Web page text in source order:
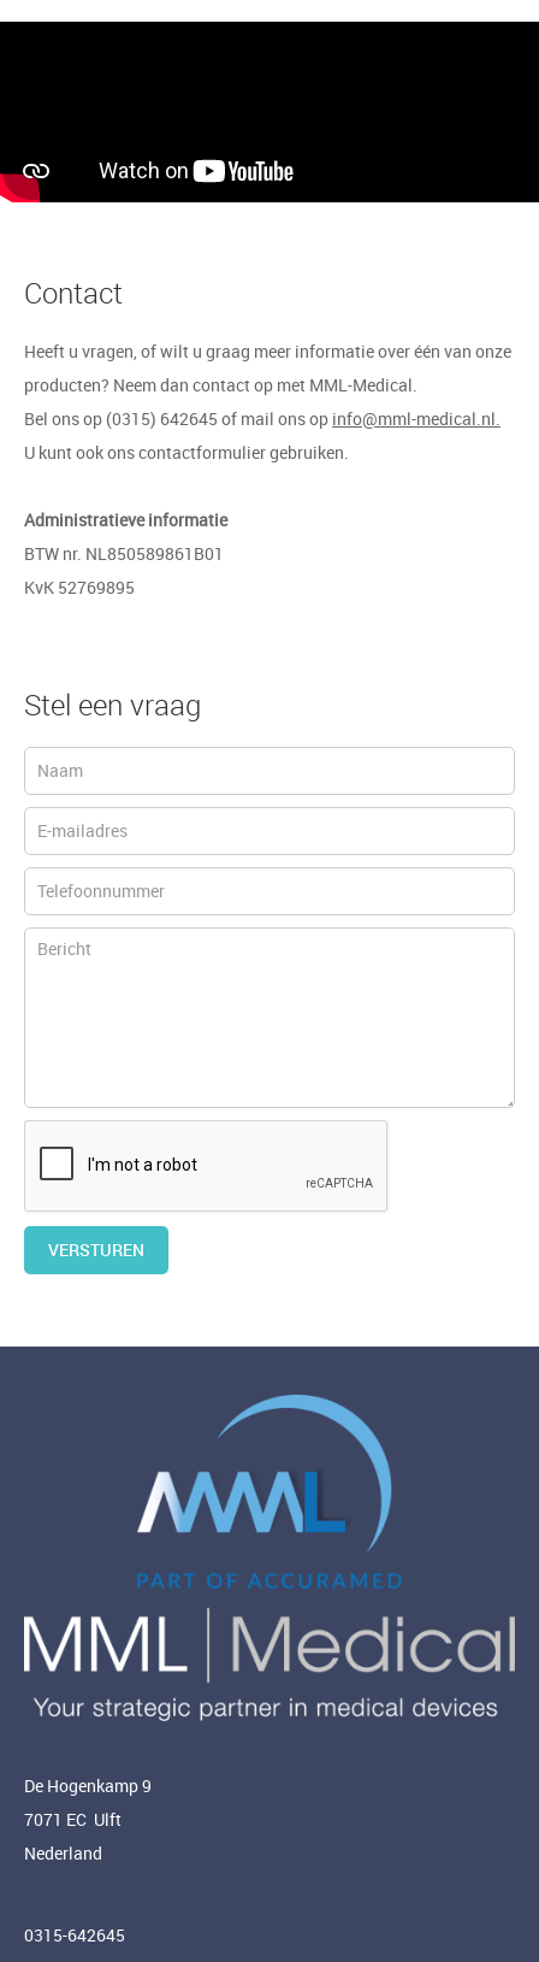
Contact
Heeft u vragen, of wilt u graag meer informatie over één van onze
producten? Neem dan contact op met MML-Medical.
Bel ons op (0315) 642645 of mail ons op info@mml-medical.nl.
U kunt ook ons contactformulier gebruiken.
Administratieve informatie
BTW nr. NL850589861B01
KvK 52769895
Stel een vraag
VERSTUREN
De Hogenkamp 9
7071 EC Ulft
Nederland
0315-642645